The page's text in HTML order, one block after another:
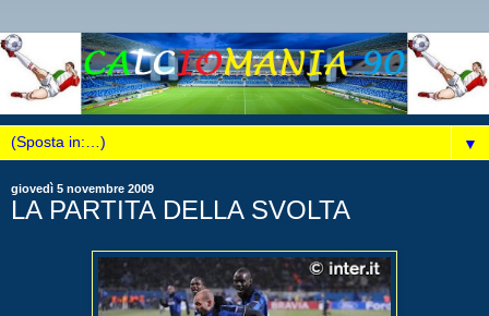
▼
giovedì 5 novembre 2009
LA PARTITA DELLA SVOLTA